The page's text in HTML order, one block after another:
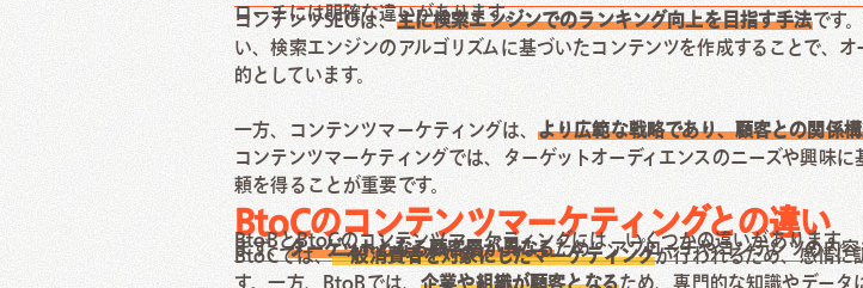
ローチには明確な違いがあります。
コンテンツSEOは、主に検索エンジンでのランキング向上を目指す手法です
い、検索エンジンのアルゴリズムに基づいたコンテンツを作成することで、
的としています。
一方、コンテンツマーケティングは、 より広範な戦略であり、顧客との関係
コンテンツマーケティングでは、ターゲットオーディエンスのニーズや興味
頼を得ることが重要です。
BtoCのコンテンツマーケティングとの違い
BtoBとBtoCのコンテンツマーケティングには、いくつかの違いがあります。
まず、ターゲットとなる顧客層が異なるため、アプローチやコンテンツの内容
BtoCでは、一般消費者を対象にしたマーケティングが行われるため、感情に
す。一方、BtoBでは、企業や組織が顧客となるため、専門的な知識やデータ